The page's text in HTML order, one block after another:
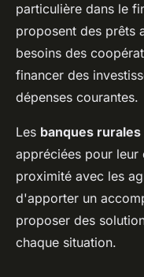
particulière dans le
proposent des prêts
besoins des
financer des
dépenses courantes.
Les banques rurales
appréciées pour leur
proximité avec les
d'apporter un
proposer des
chaque situation.